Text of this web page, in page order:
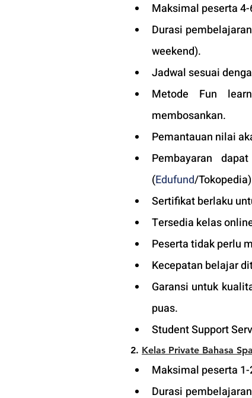
Maksimal peserta
Durasi
weekend).
Jadwal sesuai
Metode Fun
membosankan.
Pemantauan nilai
Pembayaran
(Edufund/
Sertifikat berlaku
Tersedia kelas
Peserta tidak perlu
Kecepatan belajar
Garansi untuk
puas.
Student Support
2. Kelas Private Bahasa
Maksimal peserta
Durasi